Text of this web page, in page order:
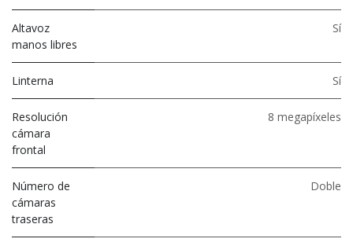
Altavoz
manos libres
Sí
Linterna Sí
Resolución
cámara
frontal
8 megapíxeles
Número de
cámaras
traseras
Doble